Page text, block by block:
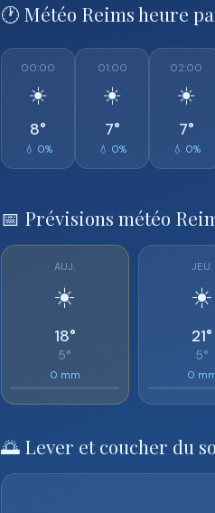
🕐 Météo Reims heure
00:00
☀️
8°
💧 0%
01:00
☀️
7°
💧 0%
02:00
☀️
7°
💧 0%
📅 Prévisions météo
AUJ.
☀️
18°
5°
0 mm
JEU.
☀️
21°
5°
0
🌅 Lever et coucher du